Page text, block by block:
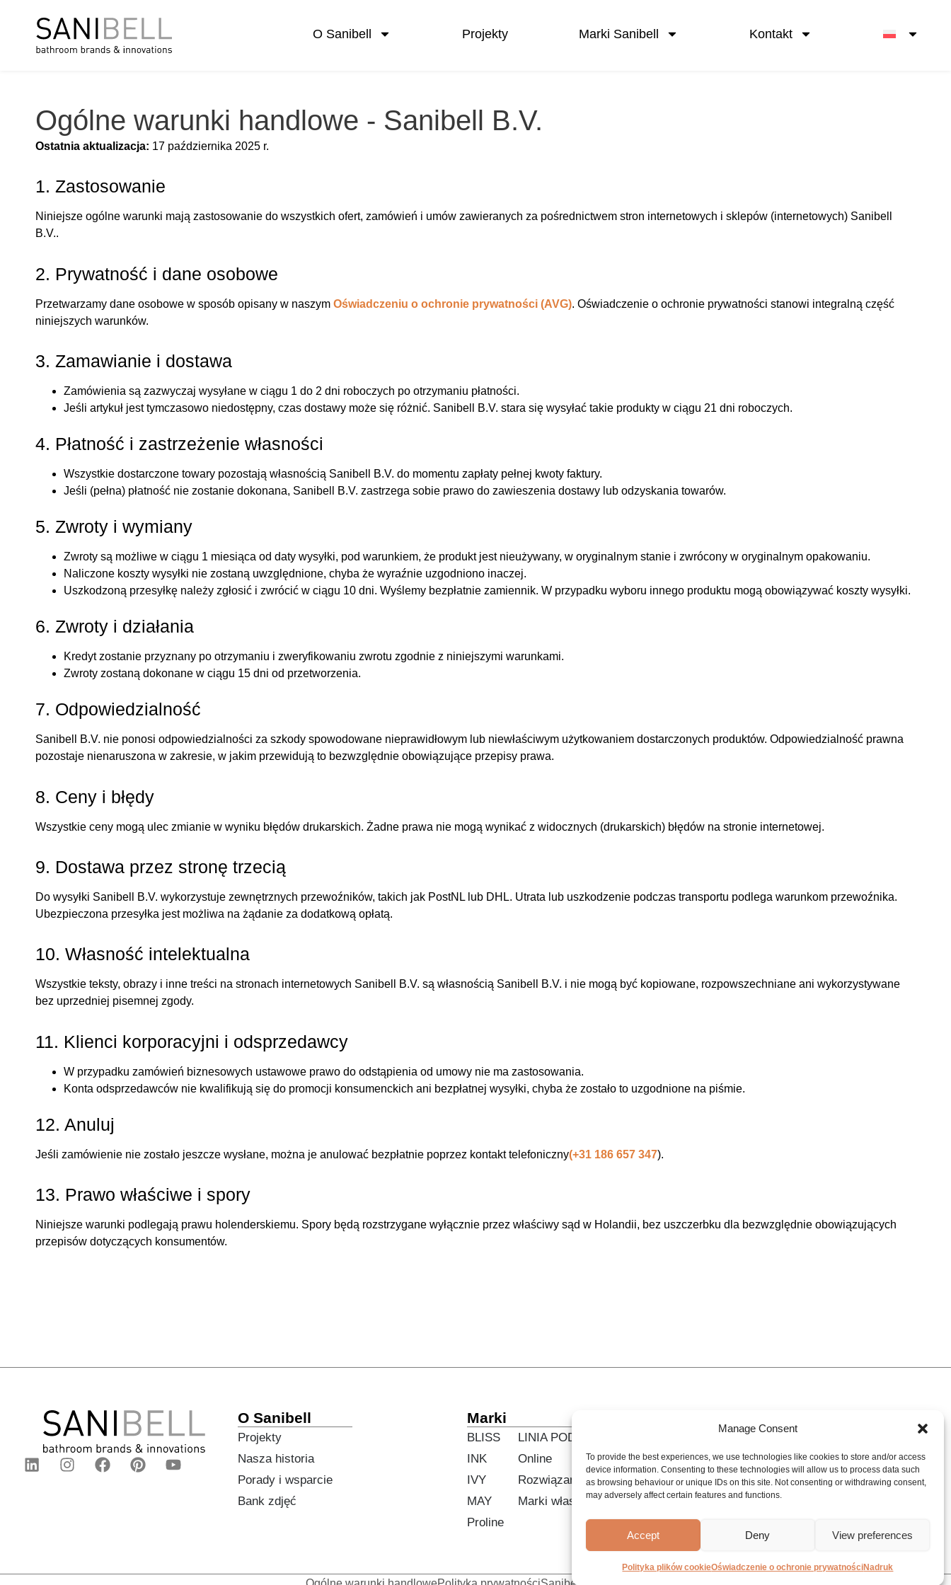
Manage Consent
To provide the best experiences, we use technologies like cookies to store and/or access
device information. Consenting to these technologies will allow us to process data such
as browsing behaviour or unique IDs on this site. Not consenting or withdrawing consent,
may adversely affect certain features and functions.
Accept Deny View preferences
Polityka plików cookieOświadczenie o ochronie prywatnościNadruk
O Sanibell Projekty Marki Sanibell Kontakt
Ogólne warunki handlowe - Sanibell B.V.
Ostatnia aktualizacja: 17 października 2025 r.
1. Zastosowanie
Niniejsze ogólne warunki mają zastosowanie do wszystkich ofert, zamówień i umów zawieranych za pośrednictwem stron internetowych i sklepów (internetowych) Sanibell
B.V..
2. Prywatność i dane osobowe
Przetwarzamy dane osobowe w sposób opisany w naszym Oświadczeniu o ochronie prywatności (AVG). Oświadczenie o ochronie prywatności stanowi integralną część
niniejszych warunków.
3. Zamawianie i dostawa
Zamówienia są zazwyczaj wysyłane w ciągu 1 do 2 dni roboczych po otrzymaniu płatności.
Jeśli artykuł jest tymczasowo niedostępny, czas dostawy może się różnić. Sanibell B.V. stara się wysyłać takie produkty w ciągu 21 dni roboczych.
4. Płatność i zastrzeżenie własności
Wszystkie dostarczone towary pozostają własnością Sanibell B.V. do momentu zapłaty pełnej kwoty faktury.
Jeśli (pełna) płatność nie zostanie dokonana, Sanibell B.V. zastrzega sobie prawo do zawieszenia dostawy lub odzyskania towarów.
5. Zwroty i wymiany
Zwroty są możliwe w ciągu 1 miesiąca od daty wysyłki, pod warunkiem, że produkt jest nieużywany, w oryginalnym stanie i zwrócony w oryginalnym opakowaniu.
Naliczone koszty wysyłki nie zostaną uwzględnione, chyba że wyraźnie uzgodniono inaczej.
Uszkodzoną przesyłkę należy zgłosić i zwrócić w ciągu 10 dni. Wyślemy bezpłatnie zamiennik. W przypadku wyboru innego produktu mogą obowiązywać koszty wysyłki.
6. Zwroty i działania
Kredyt zostanie przyznany po otrzymaniu i zweryfikowaniu zwrotu zgodnie z niniejszymi warunkami.
Zwroty zostaną dokonane w ciągu 15 dni od przetworzenia.
7. Odpowiedzialność
Sanibell B.V. nie ponosi odpowiedzialności za szkody spowodowane nieprawidłowym lub niewłaściwym użytkowaniem dostarczonych produktów. Odpowiedzialność prawna
pozostaje nienaruszona w zakresie, w jakim przewidują to bezwzględnie obowiązujące przepisy prawa.
8. Ceny i błędy
Wszystkie ceny mogą ulec zmianie w wyniku błędów drukarskich. Żadne prawa nie mogą wynikać z widocznych (drukarskich) błędów na stronie internetowej.
9. Dostawa przez stronę trzecią
Do wysyłki Sanibell B.V. wykorzystuje zewnętrznych przewoźników, takich jak PostNL lub DHL. Utrata lub uszkodzenie podczas transportu podlega warunkom przewoźnika.
Ubezpieczona przesyłka jest możliwa na żądanie za dodatkową opłatą.
10. Własność intelektualna
Wszystkie teksty, obrazy i inne treści na stronach internetowych Sanibell B.V. są własnością Sanibell B.V. i nie mogą być kopiowane, rozpowszechniane ani wykorzystywane
bez uprzedniej pisemnej zgody.
11. Klienci korporacyjni i odsprzedawcy
W przypadku zamówień biznesowych ustawowe prawo do odstąpienia od umowy nie ma zastosowania.
Konta odsprzedawców nie kwalifikują się do promocji konsumenckich ani bezpłatnej wysyłki, chyba że zostało to uzgodnione na piśmie.
12. Anuluj
Jeśli zamówienie nie zostało jeszcze wysłane, można je anulować bezpłatnie poprzez kontakt telefoniczny(+31 186 657 347).
13. Prawo właściwe i spory
Niniejsze warunki podlegają prawu holenderskiemu. Spory będą rozstrzygane wyłącznie przez właściwy sąd w Holandii, bez uszczerbku dla bezwzględnie obowiązujących
przepisów dotyczących konsumentów.
O Sanibell
Projekty
Nasza historia
Porady i wsparcie
Bank zdjęć
Marki
BLISS
INK
IVY
MAY
Proline
LINIA PODSTAWOWA
Online
Rozwiązania
Marki własne
Dane kontaktowe
Centrum inspiracji Experience &
Wakaty
MySanibell